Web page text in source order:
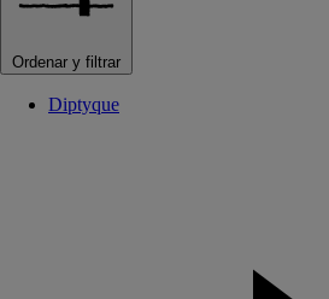
Ordenar y filtrar
Diptyque